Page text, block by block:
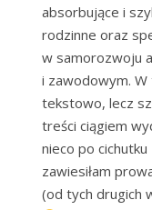
absorbujące i
rodzinne oraz
w samorozwoju
i zawodowym.
tekstowo, lecz
treści ciągiem
nieco po
zawiesiłam
(od tych drugich